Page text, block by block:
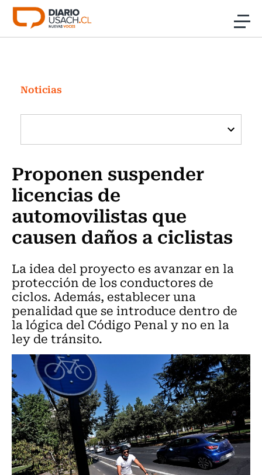
Click acá para ir directamente al contenido
Investigación
Cultura
Programas Radio y TV Usach
Noticias
Proponen suspender
licencias de
automovilistas que
causen daños a ciclistas
La idea del proyecto es avanzar en la
protección de los conductores de
ciclos. Además, establecer una
penalidad que se introduce dentro de
la lógica del Código Penal y no en la
ley de tránsito.